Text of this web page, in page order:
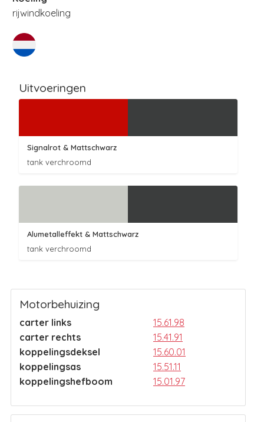
rijwindkoeling
Uitvoeringen
Signalrot & Mattschwarz
tank verchroomd
Alumetalleffekt & Mattschwarz
tank verchroomd
Motorbehuizing
carter links
15.61.98
carter rechts
15.41.91
koppelingsdeksel
15.60.01
koppelingsas
15.51.11
koppelingshefboom
15.01.97